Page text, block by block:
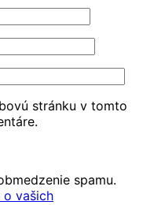
stránku v tomto
spamu.
o vašich